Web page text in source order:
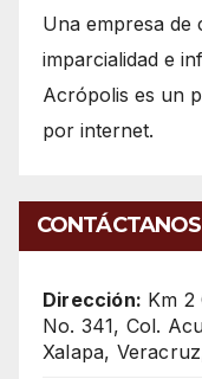
Una empresa de
imparcialidad e
Acrópolis es un
por internet.
CONTÁCTANOS
Dirección: Km 2
No. 341, Col.
Xalapa,